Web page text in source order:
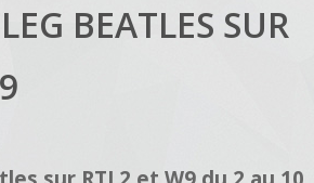
BEATLES SUR